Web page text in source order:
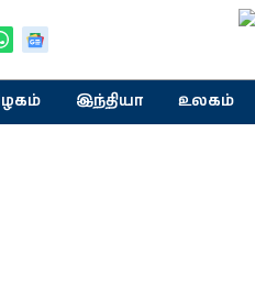
இந்தியா உலகம்